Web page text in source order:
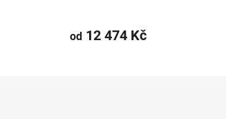
od 12 474 Kč